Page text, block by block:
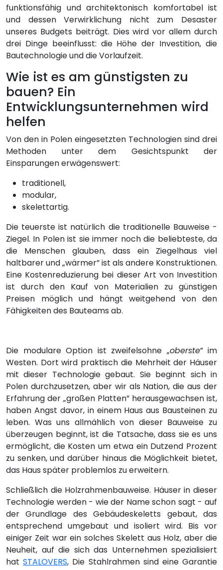
funktionsfähig und architektonisch komfortabel ist
und dessen Verwirklichung nicht zum Desaster
unseres Budgets beiträgt. Dies wird vor allem durch
drei Dinge beeinflusst: die Höhe der Investition, die
Bautechnologie und die Vorlaufzeit.
Wie ist es am günstigsten zu
bauen? Ein
Entwicklungsunternehmen wird
helfen
Von den in Polen eingesetzten Technologien sind drei
Methoden unter dem Gesichtspunkt der
Einsparungen erwägenswert:
traditionell,
modular,
skelettartig.
Die teuerste ist natürlich die traditionelle Bauweise -
Ziegel. In Polen ist sie immer noch die beliebteste, da
die Menschen glauben, dass ein Ziegelhaus viel
haltbarer und „wärmer” ist als andere Konstruktionen.
Eine Kostenreduzierung bei dieser Art von Investition
ist durch den Kauf von Materialien zu günstigen
Preisen möglich und hängt weitgehend von den
Fähigkeiten des Bauteams ab.
Die modulare Option ist zweifelsohne „oberste” im
Westen. Dort wird praktisch die Mehrheit der Häuser
mit dieser Technologie gebaut. Sie beginnt sich in
Polen durchzusetzen, aber wir als Nation, die aus der
Erfahrung der „großen Platten” herausgewachsen ist,
haben Angst davor, in einem Haus aus Bausteinen zu
leben. Was uns allmählich von dieser Bauweise zu
überzeugen beginnt, ist die Tatsache, dass sie es uns
ermöglicht, die Kosten um etwa ein Dutzend Prozent
zu senken, und darüber hinaus die Möglichkeit bietet,
das Haus später problemlos zu erweitern.
Schließlich die Holzrahmenbauweise. Häuser in dieser
Technologie werden - wie der Name schon sagt - auf
der Grundlage des Gebäudeskeletts gebaut, das
entsprechend umgebaut und isoliert wird. Bis vor
einiger Zeit war ein solches Skelett aus Holz, aber die
Neuheit, auf die sich das Unternehmen spezialisiert
hatSTALOVERS, Die Stahlrahmen sind eine Garantie